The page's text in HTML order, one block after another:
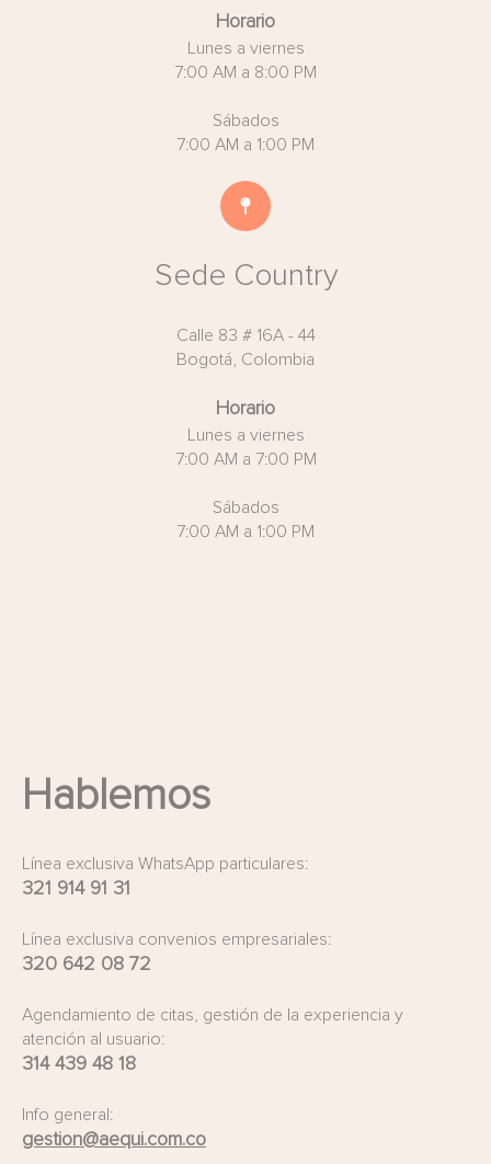
Horario
Lunes a viernes
7:00 AM a 8:00 PM
Sábados
7:00 AM a 1:00 PM
Sede Country
Calle 83 # 16A - 44
Bogotá, Colombia
Horario
Lunes a viernes
7:00 AM a 7:00 PM
Sábados
7:00 AM a 1:00 PM
Hablemos
Línea exclusiva WhatsApp particulares:
321 914 91 31
Línea exclusiva convenios empresariales:
320 642 08 72
Agendamiento de citas, gestión de la experiencia y
atención al usuario:
314 439 48 18
Info general:
gestion@aequi.com.co